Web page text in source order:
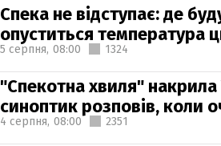
Спека не відступає: де
опуститься температура
5 серпня, 08:00 1324
"Спекотна хвиля" накрила
синоптик розповів, коли
4 серпня, 08:00 2351